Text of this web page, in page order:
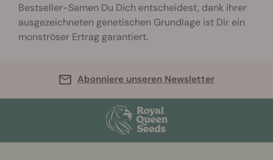
Bestseller-Samen Du Dich entscheidest, dank ihrer
ausgezeichneten genetischen Grundlage ist Dir ein
monströser Ertrag garantiert.
Abonniere unseren Newsletter